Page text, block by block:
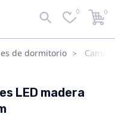
0 0
de dormitorio Camas
LED madera